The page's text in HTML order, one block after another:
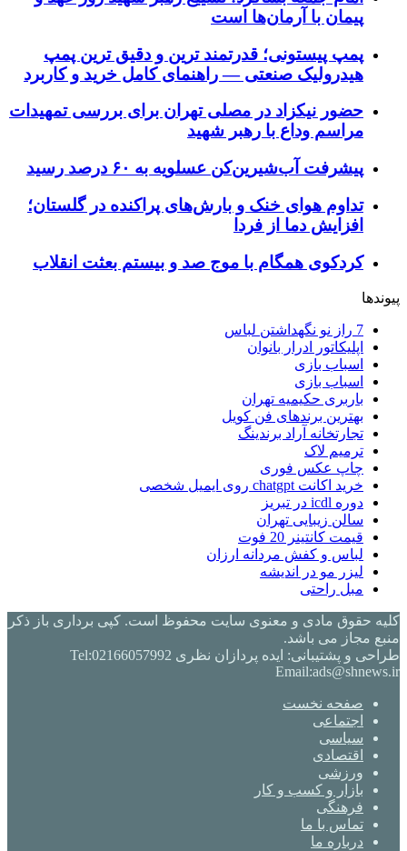
پیمان با آرمان‌ها است
پمپ پیستونی؛ قدرتمند ترین و دقیق‌ ترین پمپ
هیدرولیک صنعتی — راهنمای کامل خرید و کاربرد
حضور نیکزاد در مصلی تهران برای بررسی تمهیدات
مراسم وداع با رهبر شهید
پیشرفت آب‌شیرین‌کن عسلویه به ۶۰ درصد رسید
تداوم هوای خنک و بارش‌های پراکنده در گلستان؛
افزایش دما از فردا
کردکوی همگام با موج صد و بیستم بعثت انقلاب
پیوندها
7 راز نو نگهداشتن لباس
اپلیکاتور ادرار بانوان
اسباب بازی
اسباب بازی
باربری حکیمیه تهران
بهترین برندهای فن کویل
تجارتخانه آراد برندینگ
ترمیم لاک
چاپ عکس فوری
خرید اکانت chatgpt روی ایمیل شخصی
دوره icdl در تبریز
سالن زیبایی تهران
قیمت کانتینر 20 فوت
لباس و کفش مردانه ارزان
لیزر مو در اندیشه
مبل راحتی
کلیه حقوق مادی و معنوی سایت محفوظ است. کپی برداری باز ذکر
منبع مجاز می باشد.
طراحی و پشتیبانی: ایده پردازان نظری Tel:02166057992
Email:ads@shnews.ir
صفحه نخست
اجتماعی
سیاسی
اقتصادی
ورزشی
بازار و کسب و کار
فرهنگی
تماس با ما
درباره ما